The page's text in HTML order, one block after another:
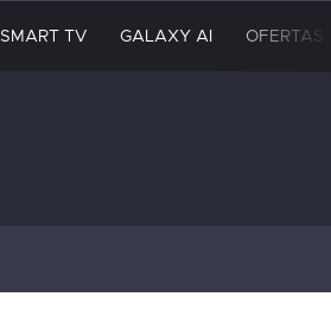
SMART TV GALAXY AI OFERTAS